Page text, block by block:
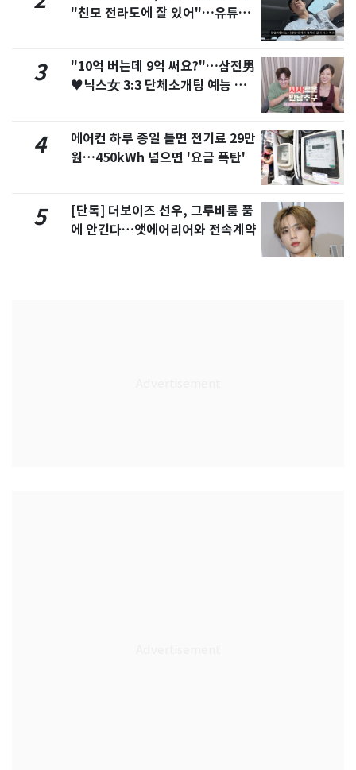
"친모 전라도에 잘 있어"…유튜브
3
"10억 버는데 9억 써요?"…삼전男
♥닉스女 3:3 단체소개팅 예능 화
4
에어컨 하루 종일 틀면 전기료 29만
원…450kWh 넘으면 '요금 폭탄'
5
[단독] 더보이즈 선우, 그루비룸 품
에 안긴다…앳에어리어와 전속계약